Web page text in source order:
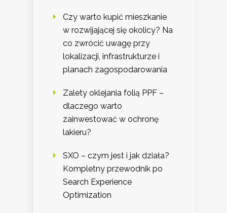
Czy warto kupić mieszkanie
w rozwijającej się okolicy? Na
co zwrócić uwagę przy
lokalizacji, infrastrukturze i
planach zagospodarowania
Zalety oklejania folią PPF –
dlaczego warto
zainwestować w ochronę
lakieru?
SXO – czym jest i jak działa?
Kompletny przewodnik po
Search Experience
Optimization